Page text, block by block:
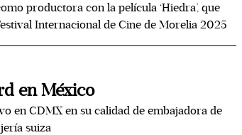
productora con la película ‘Hiedra’, que
Internacional de Cine de Morelia 2025
en México
en CDMX en su calidad de embajadora de
suiza